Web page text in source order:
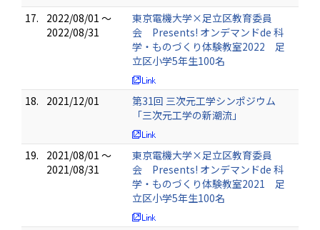
17.
2022/08/01 ～
2022/08/31
東京電機大学×足立区教育委員
会 Presents! オンデマンドde 科
学・ものづくり体験教室2022 足
立区小学5年生100名
18. 2021/12/01
第31回 三次元工学シンポジウム
「三次元工学の新潮流」
19.
2021/08/01 ～
2021/08/31
東京電機大学×足立区教育委員
会 Presents! オンデマンドde 科
学・ものづくり体験教室2021 足
立区小学5年生100名